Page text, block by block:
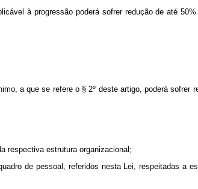
à progressão poderá sofrer redução de até
a que se refere o § 2º deste artigo, poderá sofrer
respectiva estrutura organizacional;
de pessoal, referidos nesta Lei, respeitadas a